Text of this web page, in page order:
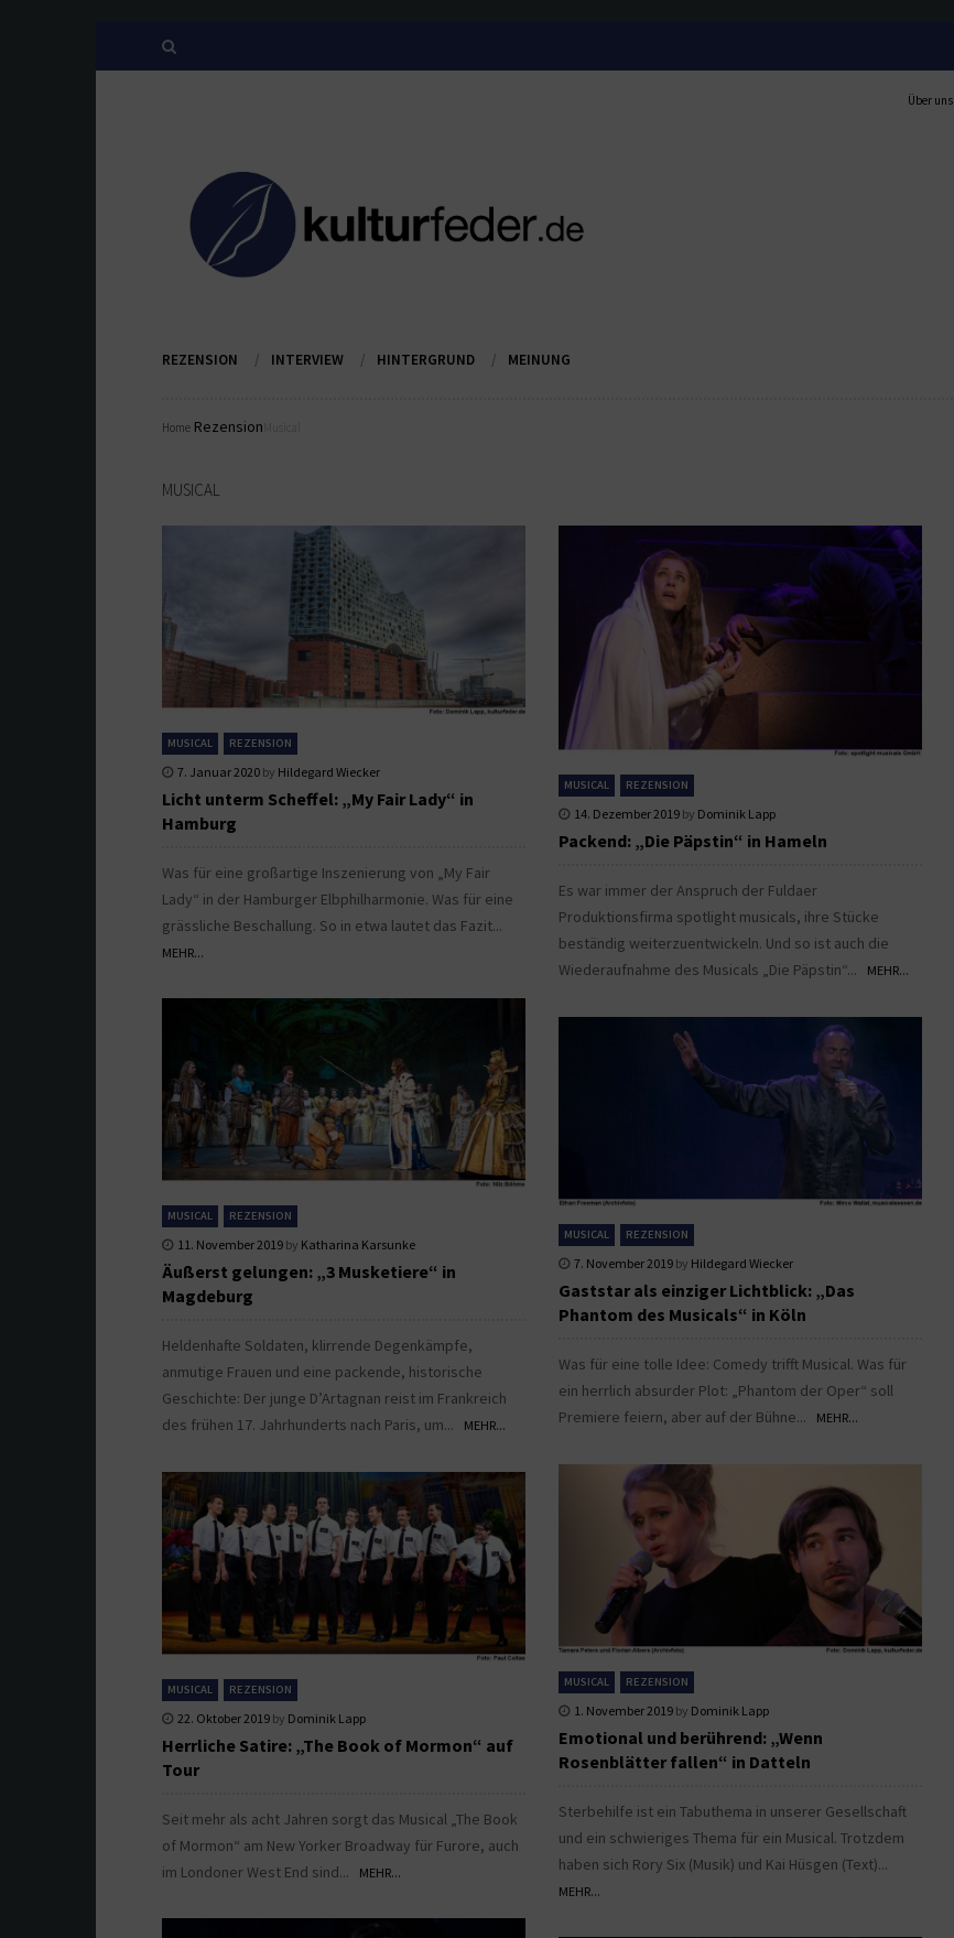
Über uns
REZENSION INTERVIEW HINTERGRUND MEINUNG
Home Rezension
MUSICAL
MUSICAL REZENSION
7. Januar 2020 by Hildegard Wiecker
Licht unterm Scheffel: „My Fair Lady“ in
Hamburg
Was für eine großartige Inszenierung von „My Fair
Lady“ in der Hamburger Elbphilharmonie. Was für eine
grässliche Beschallung. So in etwa lautet das Fazit...
MEHR...
MUSICAL REZENSION
14. Dezember 2019 by Dominik Lapp
Packend: „Die Päpstin“ in Hameln
Es war immer der Anspruch der Fuldaer
Produktionsfirma spotlight musicals, ihre Stücke
beständig weiterzuentwickeln. Und so ist auch die
Wiederaufnahme des Musicals „Die Päpstin“...
MEHR...
MUSICAL REZENSION
11. November 2019 by Katharina Karsunke
Äußerst gelungen: „3 Musketiere“ in
Magdeburg
Heldenhafte Soldaten, klirrende Degenkämpfe,
anmutige Frauen und eine packende, historische
Geschichte: Der junge D’Artagnan reist im Frankreich
des frühen 17. Jahrhunderts nach Paris, um...
MEHR...
MUSICAL REZENSION
7. November 2019 by Hildegard Wiecker
Gaststar als einziger Lichtblick: „Das
Phantom des Musicals“ in Köln
Was für eine tolle Idee: Comedy trifft Musical. Was für
ein herrlich absurder Plot: „Phantom der Oper“ soll
Premiere feiern, aber auf der Bühne...
MEHR...
MUSICAL REZENSION
1. November 2019 by Dominik Lapp
Emotional und berührend: „Wenn
Rosenblätter fallen“ in Datteln
Sterbehilfe ist ein Tabuthema in unserer Gesellschaft
und ein schwieriges Thema für ein Musical. Trotzdem
haben sich Rory Six (Musik) und Kai Hüsgen (Text)...
MEHR...
MUSICAL REZENSION
22. Oktober 2019 by Dominik Lapp
Herrliche Satire: „The Book of Mormon“ auf
Tour
Seit mehr als acht Jahren sorgt das Musical „The Book
of Mormon“ am New Yorker Broadway für Furore, auch
im Londoner West End sind...
MEHR...